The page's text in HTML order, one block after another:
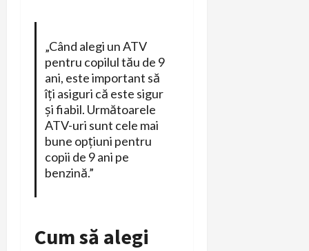
„Când alegi un ATV
pentru copilul tău de 9
ani, este important să
îți asiguri că este sigur
și fiabil. Următoarele
ATV-uri sunt cele mai
bune opțiuni pentru
copii de 9 ani pe
benzină.”
Cum să alegi